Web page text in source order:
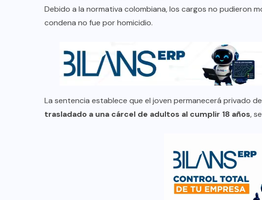
Debido a la normativa colombiana, los cargos no pudieron
condena no fue por homicidio.
La sentencia establece que el joven permanecerá privado
trasladado a una cárcel de adultos al cumplir 18 años,